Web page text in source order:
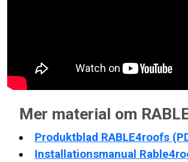
Mer material om
Produktblad RABLE4roofs
Installationsmanual